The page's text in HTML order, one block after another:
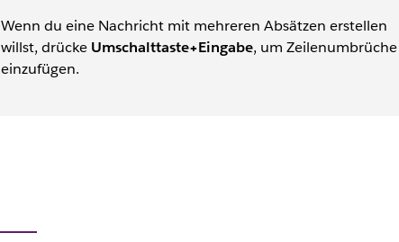
Wenn du eine Nachricht mit mehreren Absätzen erstellen
willst, drücke Umschalttaste+Eingabe, um Zeilenumbrüche
einzufügen.